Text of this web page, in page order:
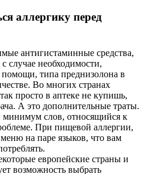
аллергику перед
антигистаминные средства,
случае необходимости,
типа преднизолона в
Во многих странах
просто в аптеке не купишь,
А это дополнительные траты.
слов, относящийся к
При пищевой аллергии,
на паре языков, что вам
европейские страны и
возможность выбрать